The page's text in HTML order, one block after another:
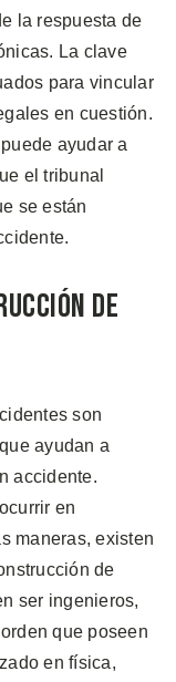
la respuesta de
La clave
para vincular
en cuestión.
ayudar a
el tribunal
se están
de
son
ayudan a
accidente.
en
maneras, existen
de
ser ingenieros,
que poseen
en física,